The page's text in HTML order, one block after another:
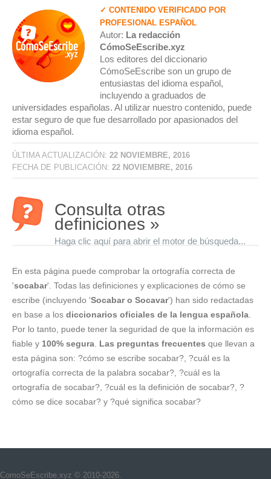
✓ CONTENIDO VERIFICADO POR
PROFESIONAL ESPAÑOL
Autor: La redacción
CómoSeEscribe.xyz
Los editores del diccionario
CómoSeEscribe son un grupo de
entusiastas del idioma español,
incluyendo a graduados de
universidades españolas. Al utilizar nuestro contenido, puede
estar seguro de que fue desarrollado por apasionados del
idioma español.
ÚLTIMA ACTUALIZACIÓN: 22 NOVIEMBRE, 2016
FECHA DE PUBLICACIÓN: 22 NOVIEMBRE, 2016
Consulta otras
definiciones »
Haga clic aquí para abrir el motor de búsqueda...
En esta página puede comprobar la ortografía correcta de
'socabar'. Todas las definiciones y explicaciones de cómo se
escribe (incluyendo 'Socabar o Socavar') han sido redactadas
en base a los diccionarios oficiales de la lengua española
Por lo tanto, puede tener la seguridad de que la información es
fiable y 100% segura Las preguntas frecuentes que llevan a
esta página son: ?cómo se escribe socabar?, ?cuál es la
ortografía correcta de la palabra socabar?, ?cuál es la
ortografía de socabar?, ?cuál es la definición de socabar?, ?
cómo se dice socabar? y ?qué significa socabar?
ComoSeEscribe.xyz © 2010-2026.